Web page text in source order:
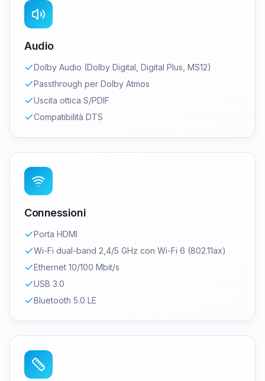
Audio
Dolby Audio (Dolby Digital, Digital Plus, MS12)
Passthrough per Dolby Atmos
Uscita ottica S/PDIF
Compatibilità DTS
Connessioni
Porta HDMI
Wi-Fi dual-band 2,4/5 GHz con Wi-Fi 6 (802.11ax)
Ethernet 10/100 Mbit/s
USB 3.0
Bluetooth 5.0 LE